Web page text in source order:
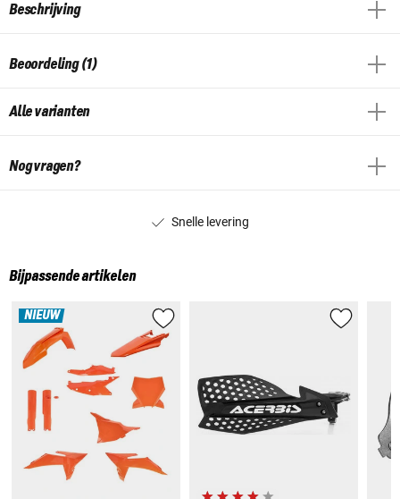
Beschrijving
Beoordeling (1)
Alle varianten
Nog vragen?
Snelle levering
Bijpassende artikelen
NIEUW